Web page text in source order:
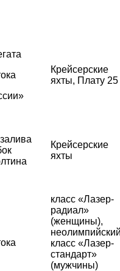
Крейсерские
яхты, Плату 25
залива
Крейсерские
яхты
класс «Лазер-
радиал»
(женщины),
класс «Лазер-
стандарт»
(мужчины)